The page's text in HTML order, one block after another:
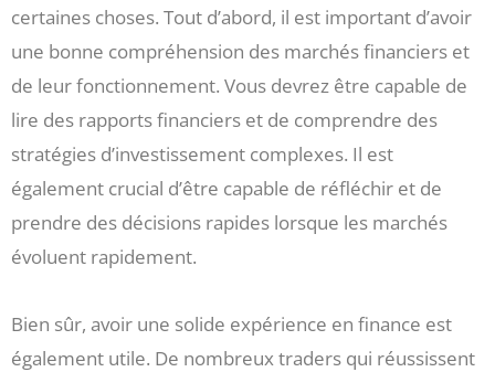
certaines choses. Tout d’abord, il est important d’avoir
une bonne compréhension des marchés financiers et
de leur fonctionnement. Vous devrez être capable de
lire des rapports financiers et de comprendre des
stratégies d’investissement complexes. Il est
également crucial d’être capable de réfléchir et de
prendre des décisions rapides lorsque les marchés
évoluent rapidement.
Bien sûr, avoir une solide expérience en finance est
également utile. De nombreux traders qui réussissent